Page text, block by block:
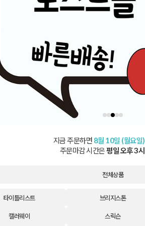
랩
지금 주문하면 8월 10일 (월요일)
주문마감 시간은평일 오후 3시
전체상품
타이틀리스트 브리지스톤
캘러웨이 스릭슨